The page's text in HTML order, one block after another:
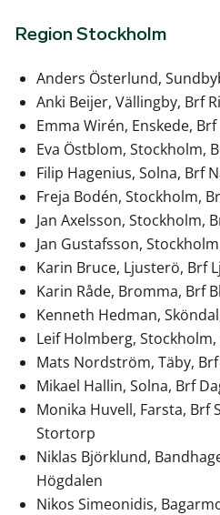
Region Stockholm
Anders Österlund,
Anki Beijer, Vällingby, Brf
Emma Wirén, Enskede,
Eva Östblom, Stockholm,
Filip Hagenius, Solna, Brf
Freja Bodén, Stockholm,
Jan Axelsson, Stockholm,
Jan Gustafsson,
Karin Bruce, Ljusterö, Brf
Karin Råde, Bromma, Brf
Kenneth Hedman,
Leif Holmberg,
Mats Nordström, Täby,
Mikael Hallin, Solna, Brf
Monika Huvell, Farsta, Brf
Stortorp
Niklas Björklund,
Högdalen
Nikos Simeonidis,